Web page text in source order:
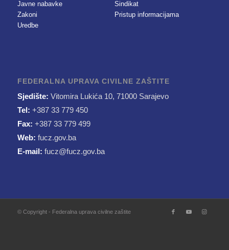
Javne nabavke
Zakoni
Uredbe
Sindikat
Pristup informacijama
FEDERALNA UPRAVA CIVILNE ZAŠTITE
Sjedište: Vitomira Lukića 10, 71000 Sarajevo
Tel: +387 33 779 450
Fax: +387 33 779 499
Web: fucz.gov.ba
E-mail: fucz@fucz.gov.ba
© Copyright - Federalna uprava civilne zaštite